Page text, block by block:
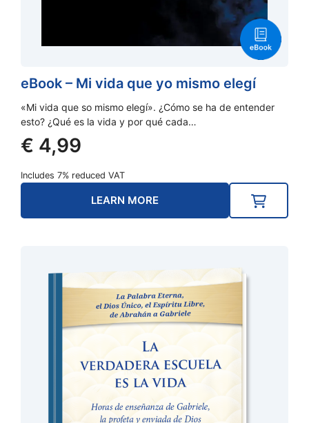
eBook – Mi vida que yo mismo elegí
«Mi vida que so mismo elegí». ¿Cómo se ha de entender
esto? ¿Qué es la vida y por qué cada…
€ 4,99
Includes 7% reduced VAT
LEARN MORE